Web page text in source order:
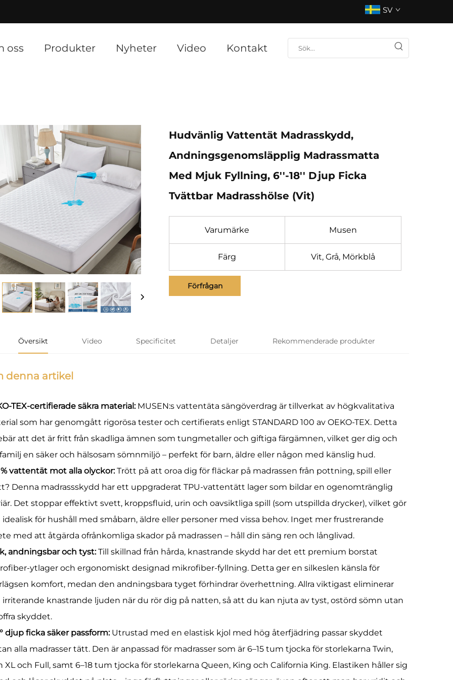
SV
oss Produkter Nyheter Video Kontakt
Hudvänlig Vattentät Madrasskydd,
Andningsgenomsläpplig Madrassmatta
Med Mjuk Fyllning, 6''-18'' Djup Ficka
Tvättbar Madrasshölse (vit)
Varumärke Musen
Färg Vit, Grå, Mörkblå
Förfrågan
Översikt Video Specificitet Detaljer Rekommenderade produkter
denna artikel
TEX-certifierade säkra material: MUSEN:s vattentäta sängöverdrag är tillverkat av högkvalitativa
som har genomgått rigorösa tester och certifierats enligt STANDARD 100 av OEKO-TEX. Detta
att det är fritt från skadliga ämnen som tungmetaller och giftiga färgämnen, vilket ger dig och
en säker och hälsosam sömnmiljö – perfekt för barn, äldre eller någon med känslig hud.
% vattentät mot alla olyckor:Trött på att oroa dig för fläckar på madrassen från pottning, spill eller
Denna madrassskydd har ett uppgraderat TPU-vattentätt lager som bildar en ogenomtränglig
Det stoppar effektivt svett, kroppsfluid, urin och oavsiktliga spill (som utspillda drycker), vilket gör
idealisk för hushåll med småbarn, äldre eller personer med vissa behov. Inget mer frustrerande
med att åtgärda ofrånkomliga skador på madrassen – håll din säng ren och långlivad.
andningsbar och tyst:Till skillnad från hårda, knastrande skydd har det ett premium borstat
ytlager och ergonomiskt designad mikrofiber-fyllning. Detta ger en silkeslen känsla för
komfort, medan den andningsbara tyget förhindrar överhettning. Allra viktigast eliminerar
irriterande knastrande ljuden när du rör dig på natten, så att du kan njuta av tyst, ostörd sömn utan
skyddet.
djup ficka säker passform: Utrustad med en elastisk kjol med hög återfjädring passar skyddet
alla madrasser tätt. Den är anpassad för madrasser som är 6–15 tum tjocka för storlekarna Twin,
XL och Full, samt 6–18 tum tjocka för storlekarna Queen, King och California King. Elastiken håller sig